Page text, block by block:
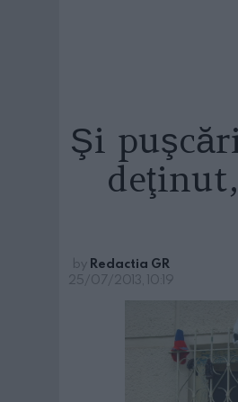
Şi
by Redactia GR
25/07/2013, 10:19